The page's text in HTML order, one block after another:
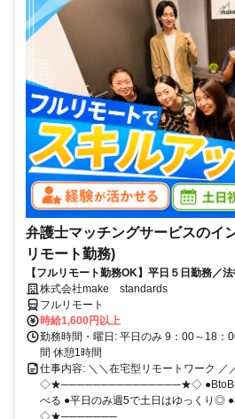
弁護士マッチングサービスのイ
リモート勤務)
【フルリモート勤務OK】平日５日勤務／
ルが身につく営業職
株式会社make standards
フルリモート
時給1,600円以上
勤務時間・曜日: 平日のみ 9：00～18：
間 休憩1時間
仕事内容: ＼＼在宅型リモートワーク ／
◇★───────────────★◇ ●BtoB提
べる ●平日のみ週5で土日はゆっくり◎ ●
◇★───────...